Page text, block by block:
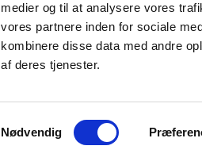
medier og til at analysere vores
vores partnere inden for sociale
kombinere disse data med andre
af deres tjenester.
Samtykkevalg
Nødvendig